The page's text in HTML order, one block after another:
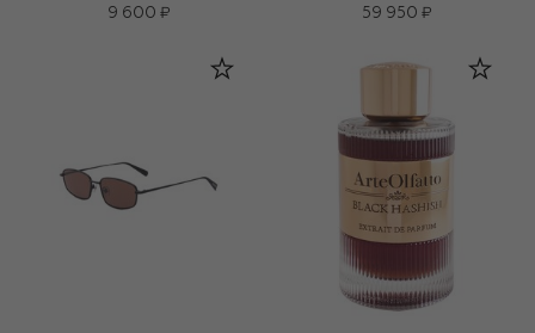
9 600 ₽
59 950 ₽